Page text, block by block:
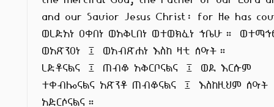
and our Savior Jesus Christ: for He has
ወረድአነ ዐቀበነ ወአቅረበነ ወተወክፈነ ኀቤሁ።
ወአጽንዐነ ፤ ወአብጽሐነ እስከ ዛቲ ሰዓት።
ረድቶናልና ፤ ጠብቆ አቅርቦናልና ፤ ወደ እርሱም
ተቀብሎናልና አጽንቶ ጠብቆናልና ፤ እስከዚህም ሰዓት
አድርሶናልና።